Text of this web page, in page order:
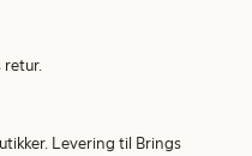
retur.
Levering til Brings